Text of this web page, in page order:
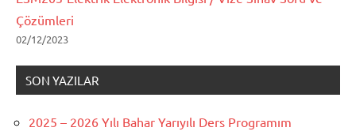
Çözümleri
02/12/2023
SON YAZILAR
2025 – 2026 Yılı Bahar Yarıyılı Ders Programım